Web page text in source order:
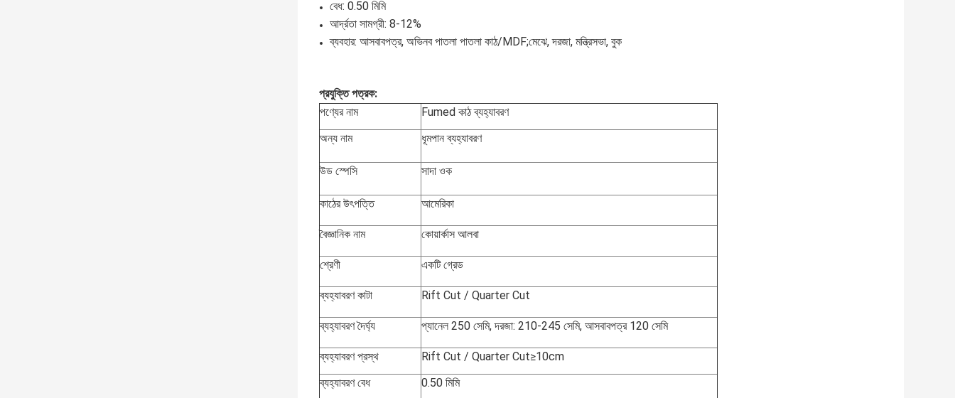
বেধ: 0.50 মিমি
আর্দ্রতা সামগ্রী: 8-12%
ব্যবহার: আসবাবপত্র, অভিনব পাতলা পাতলা কাঠ/MDF;মেঝে, দরজা, মন্ত্রিসভা, বুক
প্রযুক্তি পত্রক:
পণ্যের নাম
Fumed কাঠ ব্যহ্যাবরণ
অন্য নাম
ধূমপান ব্যহ্যাবরণ
উড স্পেসি সাদা ওক
কাঠের উৎপত্তি আমেরিকা
বৈজ্ঞানিক নাম কোয়ার্কাস আলবা
শ্রেণী একটি গ্রেড
ব্যহ্যাবরণ কাটা Rift Cut / Quarter Cut
ব্যহ্যাবরণ দৈর্ঘ্য প্যানেল 250 সেমি, দরজা: 210-245 সেমি, আসবাবপত্র 120 সেমি
ব্যহ্যাবরণ প্রস্থ
Rift Cut / Quarter Cut≥10cm
ব্যহ্যাবরণ বেধ
0.50 মিমি